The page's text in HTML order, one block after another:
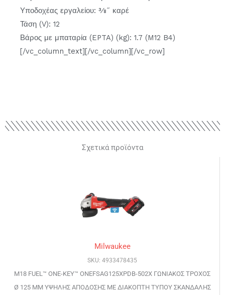
Υποδοχέας εργαλείου: 3⁄8˝ καρέ
Τάση (V): 12
Βάρος με μπαταρία (EPTA) (kg): 1.7 (M12 B4)
[/vc_column_text][/vc_column][/vc_row]
Σχετικά προϊόντα
Milwaukee
SKU: 4933478435
M18 FUEL™ ONE-KEY™ ONEFSAG125XPDB-502X ΓΩΝΙΑΚΟΣ ΤΡΟΧΟΣ
Ø 125 MM ΥΨΗΛΗΣ ΑΠΟΔΟΣΗΣ ΜΕ ΔΙΑΚΟΠΤΗ ΤΥΠΟΥ ΣΚΑΝΔΑΛΗΣ